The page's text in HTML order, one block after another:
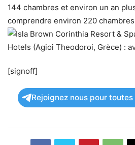
144 chambres et environ un an
comprendre environ 220
[signoff]
Rejoignez nous pour